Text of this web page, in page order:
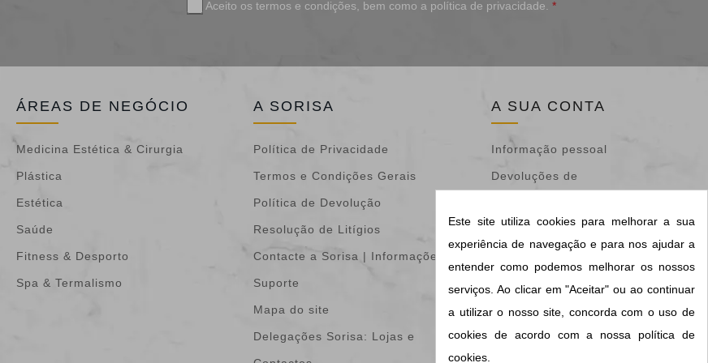
Aceito os termos e condições , bem como a política de privacidade *
ÁREAS DE NEGÓCIO
Medicina Estética & Cirurgia
Plástica
Estética
Saúde
Fitness & Desporto
Spa & Termalismo
A SORISA
Política de Privacidade
Termos e Condições Gerais
Política de Devolução
Resolução de Litígios
Contacte a Sorisa | Informações &
Suporte
Mapa do site
Delegações Sorisa: Lojas e
A SUA CONTA
Informação pessoal
Devoluções de
Encomendas
Notas de crédito
Endereços
Vales de desconto
Os meus alertas
Este site utiliza cookies para melhorar a sua
experiência de navegação e para nos ajudar a
entender como podemos melhorar os nossos
serviços. Ao clicar em "Aceitar" ou ao continuar
a utilizar o nosso site, concorda com o uso de
cookies de acordo com a nossa política de
cookies.